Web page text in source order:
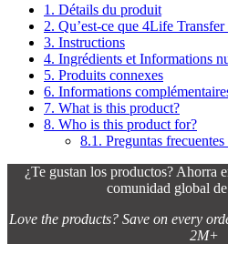
1. Détails du produit
2. Qu’est-ce que 4Life
3. Instructions
4. Ingrédients et Informations
5. Produits connexes
6. Informations
7. What is this product?
8. Who is this product for?
8.1. Preguntas
¿Te gustan los productos? Ahorra
comunidad global
Love the products? Save on every
2M+